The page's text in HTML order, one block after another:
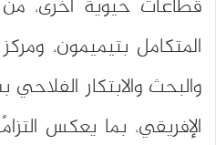
قطاعات حيوية أخرى، من
المتكامل بتيميمون،
والبحث والابتكار
الإفريقي، بما يعكس